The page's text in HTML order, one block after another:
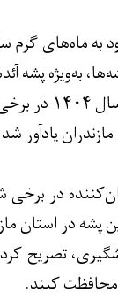
به ماه‌های گرم
به‌ویژه پشه
شده‌ایم.
در
پشه در
تصریح
محافظت کنند.